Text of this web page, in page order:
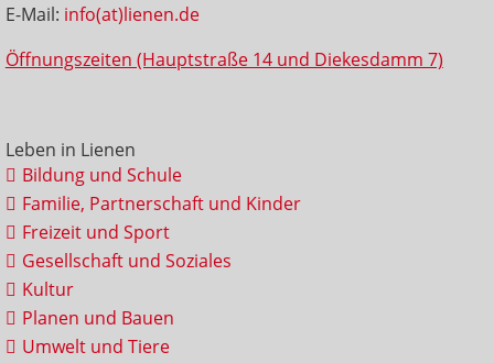
E-Mail: info(at)lienen.de
Öffnungszeiten (Hauptstraße 14 und Diekesdamm 7)
Leben in Lienen
Bildung und Schule
Familie, Partnerschaft und Kinder
Freizeit und Sport
Gesellschaft und Soziales
Kultur
Planen und Bauen
Umwelt und Tiere